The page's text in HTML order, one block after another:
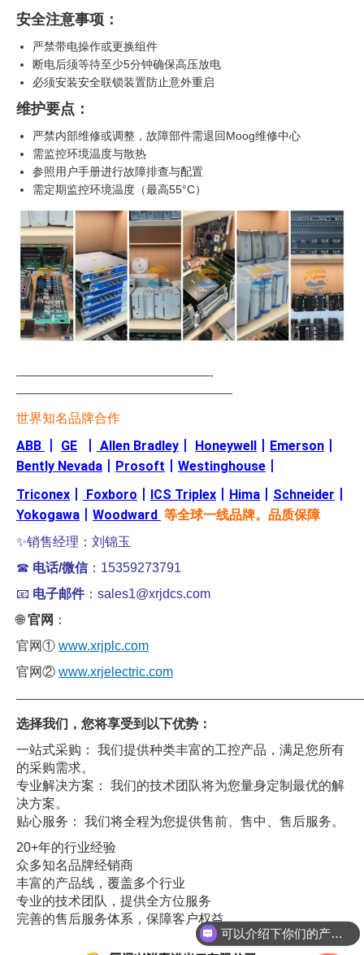
安全注意事项：
严禁带电操作或更换组件
断电后须等待至少5分钟确保高压放电
必须安装安全联锁装置防止意外重启
维护要点：
严禁内部维修或调整，故障部件需退回Moog维修中心
需监控环境温度与散热
参照用户手册进行故障排查与配置
需定期监控环境温度（最高55°C）
—————————————————-
———————————————————
世界知名品牌合作
ABB GE Allen Bradley Honeywell Emerson
Bently Nevada
Prosoft Westinghouse
Triconex
Foxboro ICS Triplex Hima Schneider
Yokogawa
Woodward 等全球一线品牌。品质保障
✨销售经理：刘锦玉
☎ 电话/微信：15359273791
📧 电子邮件：sales1@xrjdcs.com
🌐官网 ：
官网① www.xrjplc.com
官网② www.xrjelectric.com
选择我们，您将享受到以下优势：
一站式采购： 我们提供种类丰富的工控产品，满足您所有
的采购需求。
专业解决方案： 我们的技术团队将为您量身定制最优的解
决方案。
贴心服务： 我们将全程为您提供售前、售中、售后服务。
20+年的行业经验
众多知名品牌经销商
丰富的产品线，覆盖多个行业
专业的技术团队，提供全方位服务
完善的售后服务体系，保障客户权益
可以介绍下你们的产品么